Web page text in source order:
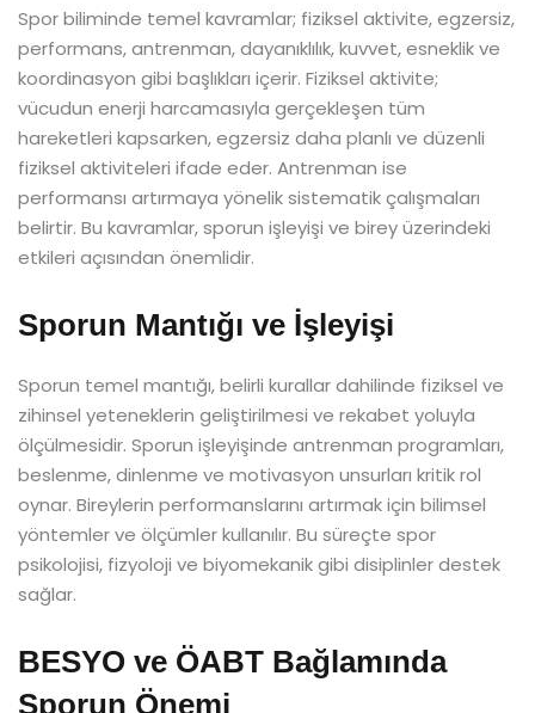
Spor biliminde temel kavramlar; fiziksel aktivite, egzersiz,
performans, antrenman, dayanıklılık, kuvvet, esneklik ve
koordinasyon gibi başlıkları içerir. Fiziksel aktivite;
vücudun enerji harcamasıyla gerçekleşen tüm
hareketleri kapsarken, egzersiz daha planlı ve düzenli
fiziksel aktiviteleri ifade eder. Antrenman ise
performansı artırmaya yönelik sistematik çalışmaları
belirtir. Bu kavramlar, sporun işleyişi ve birey üzerindeki
etkileri açısından önemlidir.
Sporun Mantığı ve İşleyişi
Sporun temel mantığı, belirli kurallar dahilinde fiziksel ve
zihinsel yeteneklerin geliştirilmesi ve rekabet yoluyla
ölçülmesidir. Sporun işleyişinde antrenman programları,
beslenme, dinlenme ve motivasyon unsurları kritik rol
oynar. Bireylerin performanslarını artırmak için bilimsel
yöntemler ve ölçümler kullanılır. Bu süreçte spor
psikolojisi, fizyoloji ve biyomekanik gibi disiplinler destek
sağlar.
BESYO ve ÖABT Bağlamında
Sporun Önemi